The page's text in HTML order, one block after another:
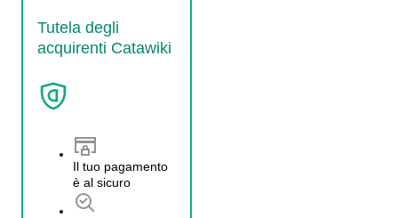
Tutela degli
acquirenti Catawiki
Il tuo pagamento
è al sicuro